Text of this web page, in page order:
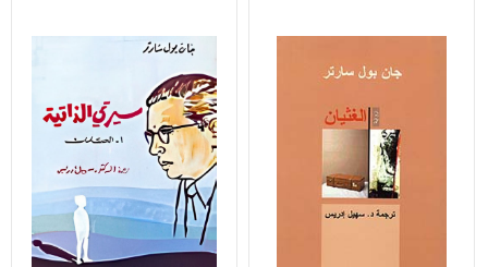
اكسسوارات
ملابس
حقائب
القراءة
iKitab
سياسة